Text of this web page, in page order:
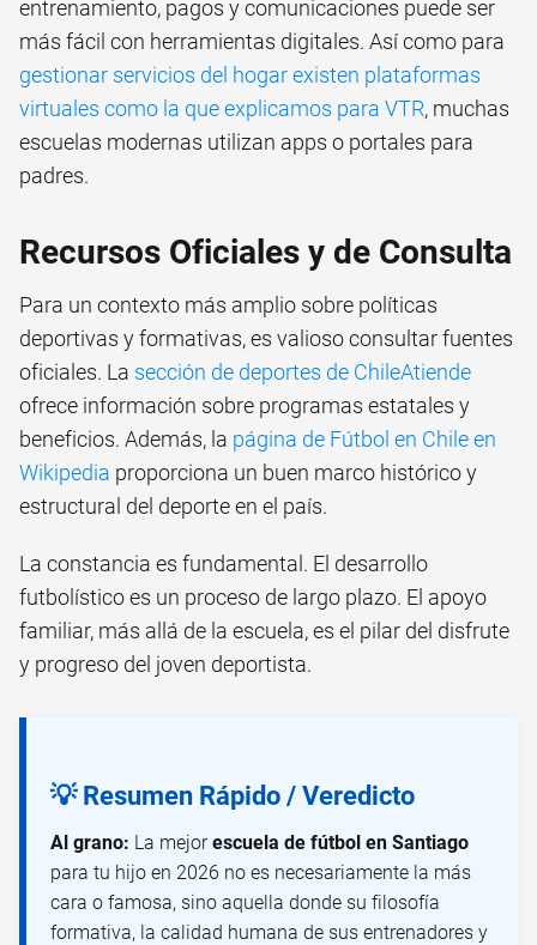
entrenamiento, pagos y comunicaciones puede ser
más fácil con herramientas digitales. Así como para
gestionar servicios del hogar existen plataformas
virtuales como la que explicamos para VTR, muchas
escuelas modernas utilizan apps o portales para
padres.
Recursos Oficiales y de Consulta
Para un contexto más amplio sobre políticas
deportivas y formativas, es valioso consultar fuentes
oficiales. La sección de deportes de ChileAtiende
ofrece información sobre programas estatales y
beneficios. Además, la página de Fútbol en Chile en
Wikipedia proporciona un buen marco histórico y
estructural del deporte en el país.
La constancia es fundamental. El desarrollo
futbolístico es un proceso de largo plazo. El apoyo
familiar, más allá de la escuela, es el pilar del disfrute
y progreso del joven deportista.
💡 Resumen Rápido / Veredicto
Al grano: La mejorescuela de fútbol en Santiago
para tu hijo en 2026 no es necesariamente la más
cara o famosa, sino aquella donde su filosofía
formativa, la calidad humana de sus entrenadores y